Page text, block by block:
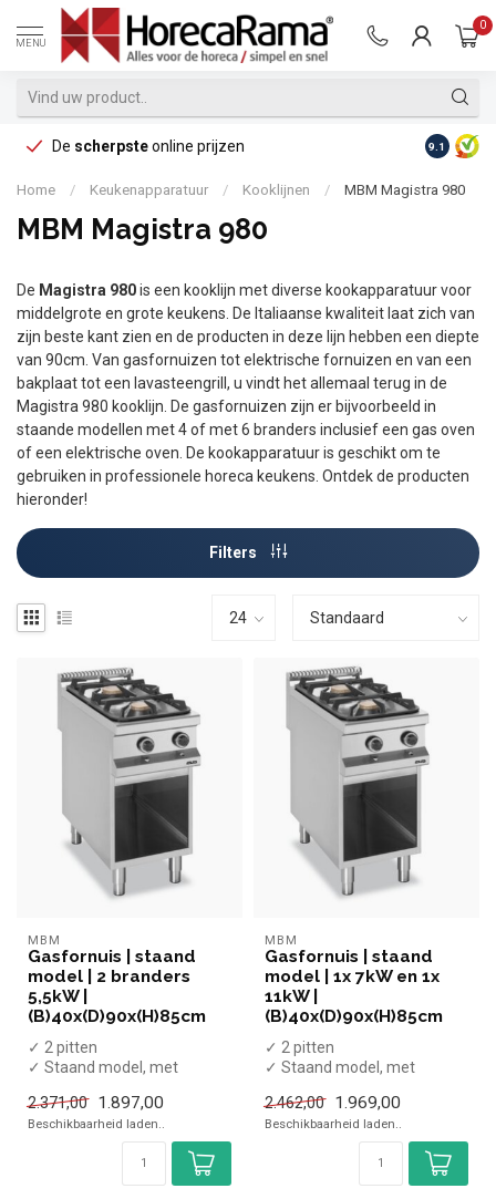
MENU
0
De scherpsteonline prijzen Op
9.1
Home / Keukenapparatuur / Kooklijnen / MBM Magistra 980
MBM Magistra 980
De Magistra 980is een kooklijn met diverse kookapparatuur voor
middelgrote en grote keukens. De Italiaanse kwaliteit laat zich van
zijn beste kant zien en de producten in deze lijn hebben een diepte
van 90cm. Van gasfornuizen tot elektrische fornuizen en van een
bakplaat tot een lavasteengrill, u vindt het allemaal terug in de
Magistra 980 kooklijn. De gasfornuizen zijn er bijvoorbeeld in
staande modellen met 4 of met 6 branders inclusief een gas oven
of een elektrische oven. De kookapparatuur is geschikt om te
gebruiken in professionele horeca keukens. Ontdek de producten
hieronder!
Filters
MBM
Gasfornuis | staand
model | 2 branders
5,5kW |
(B)40x(D)90x(H)85cm
✓ 2 pitten
✓ Staand model, met
✓ 11 kW
✓ Gas
2.371,00 1.897,00
Beschikbaarheid laden..
MBM
Gasfornuis | staand
model | 1x 7kW en 1x
11kW |
(B)40x(D)90x(H)85cm
✓ 2 pitten
✓ Staand model, met
✓ 18 kW
✓ Gas
2.462,00 1.969,00
Beschikbaarheid laden..